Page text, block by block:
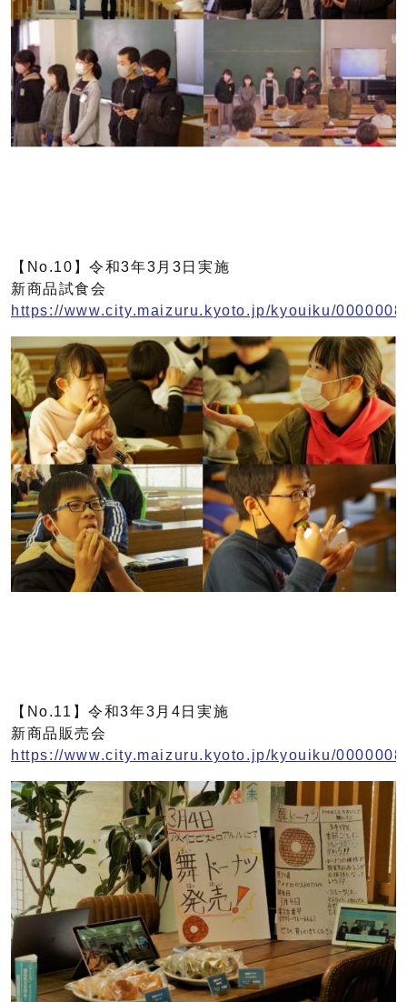
【No.10】令和3年3月3日実施
新商品試食会
https://www.city.maizuru.kyoto.jp/kyouiku/
【No.11】令和3年3月4日実施
新商品販売会
https://www.city.maizuru.kyoto.jp/kyouiku/